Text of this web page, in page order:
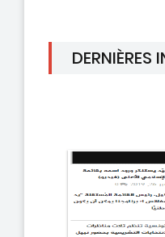
DERNIÈRES